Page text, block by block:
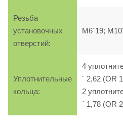
Резьба
установочных
отверстий:
M6´19;
Уплотнительные
кольца:
4
´ 2,62 (OR
2
´ 1,78 (OR